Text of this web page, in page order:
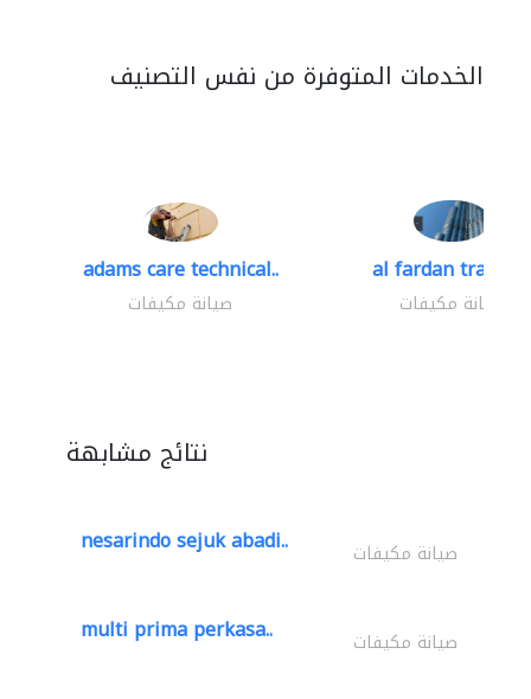
الخدمات المتوفرة من نفس التصنيف
adams care technical..
صيانة مكيفات
al fardan trading..
صيانة مكيفات
نتائج مشابهة
nesarindo sejuk abadi.. صيانة مكيفات
multi prima perkasa.. صيانة مكيفات